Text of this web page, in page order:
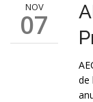
NOV
07
de